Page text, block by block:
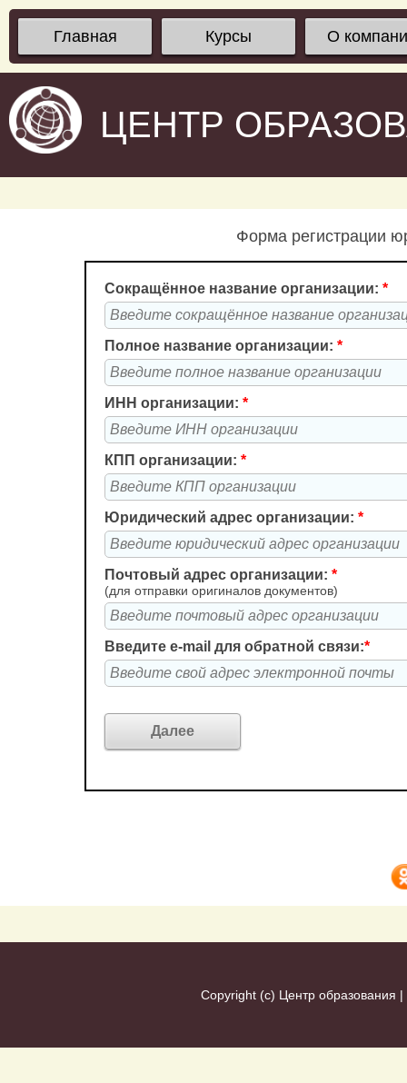
Главная Курсы О
ЦЕНТР
Форма регистрации
Сокращённое название организации: *
Полное название организации: *
ИНН организации: *
КПП организации: *
Юридический адрес организации: *
Почтовый адрес организации: *
(для отправки оригиналов документов)
Введите e-mail для обратной связи:*
Copyright (c) Центр образования |